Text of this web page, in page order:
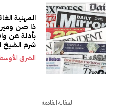
المهنية
ذا صن
بأدلة عن
شرم الشيخ
الشرق
المقالة القادمة